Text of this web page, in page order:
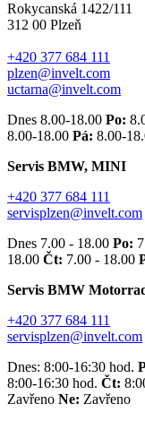
Rokycanská 1422/111
312 00 Plzeň
+420 377 684 111
plzen@invelt.com
uctarna@invelt.com
Dnes 8.00-18.00 Po:
8.00-18.00 Pá: 8.00-
Servis BMW, MINI
+420 377 684 111
servisplzen@invelt.com
Dnes 7.00 - 18.00 Po:
18.00 Čt: 7.00 - 18.00
Servis BMW
+420 377 684 111
servisplzen@invelt.com
Dnes: 8:00-16:30 hod.
8:00-16:30 hod. Čt:
Zavřeno Ne: Zavřeno